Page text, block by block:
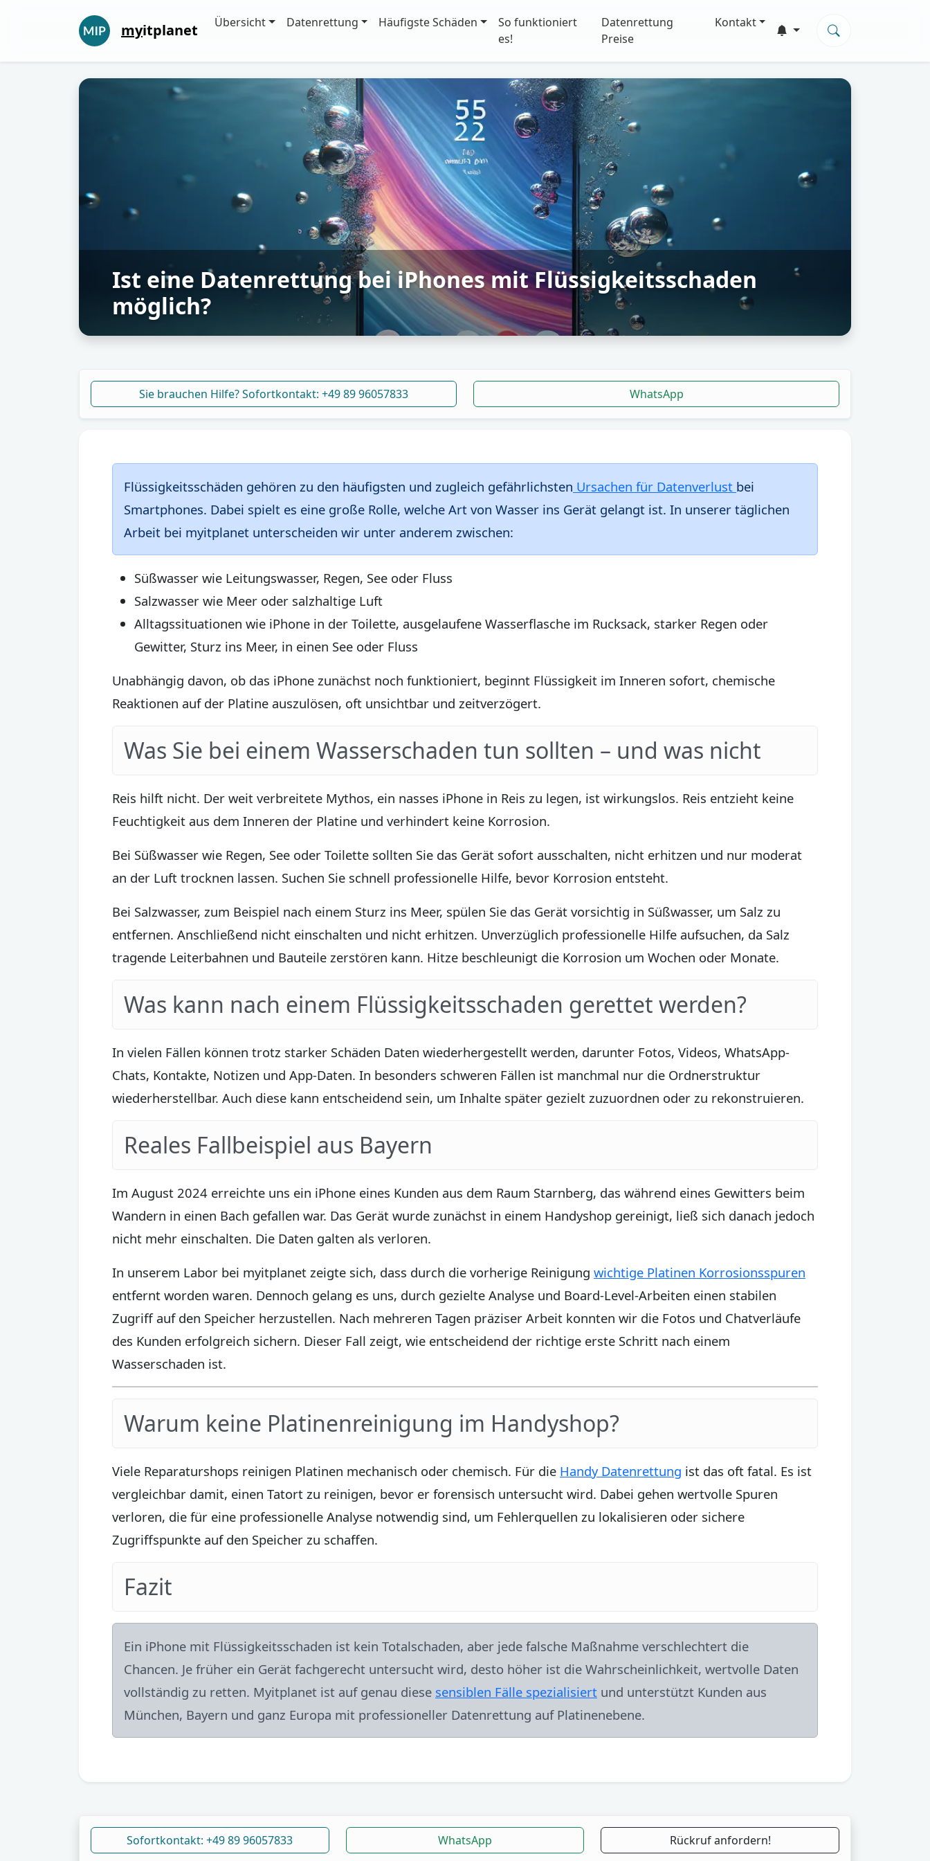
myitplanet Übersicht Datenrettung Häufigste Schäden
So funktioniert
es!
Datenrettung
Preise
Kontakt
Ist eine Datenrettung bei iPhones mit Flüssigkeitsschaden
möglich?
Sie brauchen Hilfe? Sofortkontakt: +49 89 96057833 WhatsApp
Flüssigkeitsschäden gehören zu den häufigsten und zugleich gefährlichsten Ursachen für Datenverlust bei
Smartphones. Dabei spielt es eine große Rolle, welche Art von Wasser ins Gerät gelangt ist. In unserer täglichen
Arbeit bei myitplanet unterscheiden wir unter anderem zwischen:
Süßwasser wie Leitungswasser, Regen, See oder Fluss
Salzwasser wie Meer oder salzhaltige Luft
Alltagssituationen wie iPhone in der Toilette, ausgelaufene Wasserflasche im Rucksack, starker Regen oder
Gewitter, Sturz ins Meer, in einen See oder Fluss
Unabhängig davon, ob das iPhone zunächst noch funktioniert, beginnt Flüssigkeit im Inneren sofort, chemische
Reaktionen auf der Platine auszulösen, oft unsichtbar und zeitverzögert.
Was Sie bei einem Wasserschaden tun sollten – und was nicht
Reis hilft nicht. Der weit verbreitete Mythos, ein nasses iPhone in Reis zu legen, ist wirkungslos. Reis entzieht keine
Feuchtigkeit aus dem Inneren der Platine und verhindert keine Korrosion.
Bei Süßwasser wie Regen, See oder Toilette sollten Sie das Gerät sofort ausschalten, nicht erhitzen und nur moderat
an der Luft trocknen lassen. Suchen Sie schnell professionelle Hilfe, bevor Korrosion entsteht.
Bei Salzwasser, zum Beispiel nach einem Sturz ins Meer, spülen Sie das Gerät vorsichtig in Süßwasser, um Salz zu
entfernen. Anschließend nicht einschalten und nicht erhitzen. Unverzüglich professionelle Hilfe aufsuchen, da Salz
tragende Leiterbahnen und Bauteile zerstören kann. Hitze beschleunigt die Korrosion um Wochen oder Monate.
Was kann nach einem Flüssigkeitsschaden gerettet werden?
In vielen Fällen können trotz starker Schäden Daten wiederhergestellt werden, darunter Fotos, Videos, WhatsApp-
Chats, Kontakte, Notizen und App-Daten. In besonders schweren Fällen ist manchmal nur die Ordnerstruktur
wiederherstellbar. Auch diese kann entscheidend sein, um Inhalte später gezielt zuzuordnen oder zu rekonstruieren.
Reales Fallbeispiel aus Bayern
Im August 2024 erreichte uns ein iPhone eines Kunden aus dem Raum Starnberg, das während eines Gewitters beim
Wandern in einen Bach gefallen war. Das Gerät wurde zunächst in einem Handyshop gereinigt, ließ sich danach jedoch
nicht mehr einschalten. Die Daten galten als verloren.
In unserem Labor bei myitplanet zeigte sich, dass durch die vorherige Reinigung wichtige Platinen Korrosionsspuren
entfernt worden waren. Dennoch gelang es uns, durch gezielte Analyse und Board-Level-Arbeiten einen stabilen
Zugriff auf den Speicher herzustellen. Nach mehreren Tagen präziser Arbeit konnten wir die Fotos und Chatverläufe
des Kunden erfolgreich sichern. Dieser Fall zeigt, wie entscheidend der richtige erste Schritt nach einem
Wasserschaden ist.
Warum keine Platinenreinigung im Handyshop?
Viele Reparaturshops reinigen Platinen mechanisch oder chemisch. Für die Handy Datenrettung ist das oft fatal. Es ist
vergleichbar damit, einen Tatort zu reinigen, bevor er forensisch untersucht wird. Dabei gehen wertvolle Spuren
verloren, die für eine professionelle Analyse notwendig sind, um Fehlerquellen zu lokalisieren oder sichere
Zugriffspunkte auf den Speicher zu schaffen.
Fazit
Ein iPhone mit Flüssigkeitsschaden ist kein Totalschaden, aber jede falsche Maßnahme verschlechtert die
Chancen. Je früher ein Gerät fachgerecht untersucht wird, desto höher ist die Wahrscheinlichkeit, wertvolle Daten
vollständig zu retten. Myitplanet ist auf genau diese sensiblen Fälle spezialisiert und unterstützt Kunden aus
München, Bayern und ganz Europa mit professioneller Datenrettung auf Platinenebene.
Sofortkontakt: +49 89 96057833 WhatsApp Rückruf anfordern!